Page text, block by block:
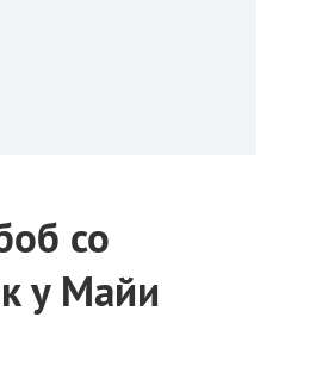
со
у Майи